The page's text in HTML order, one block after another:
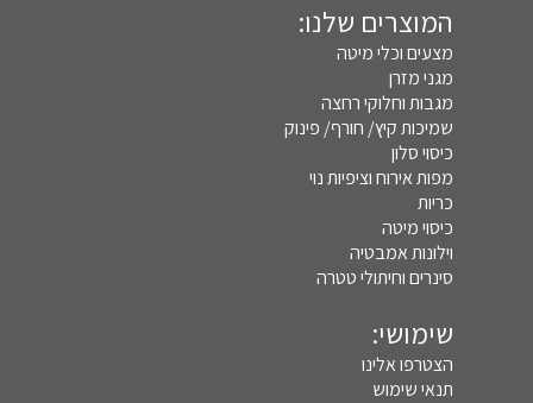
המוצרים שלנו:
מצעים וכלי מיטה
מגני מזרן
מגבות וחלוקי רחצה
שמיכות קיץ/ חורף/ פינוק
כיסוי סלון
מפות אירוח וציפיות נוי
כריות
כיסוי מיטה
וילונות אמבטיה
סינרים וחיתולי טטרה
שימושי:
הצטרפו אלינו
תנאי שימוש